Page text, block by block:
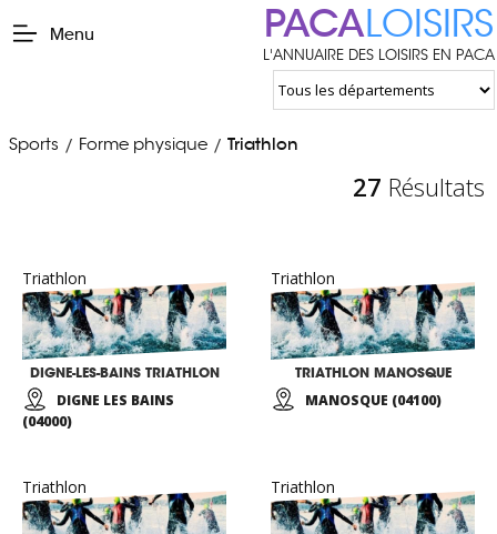
Menu PACALOISIRS
L'ANNUAIRE DES LOISIRS EN PACA
Sports / Forme physique / Triathlon
27 Résultats
Triathlon
DIGNE-LES-BAINS TRIATHLON
DIGNE LES BAINS
(04000)
Triathlon
TRIATHLON MANOSQUE
MANOSQUE (04100)
Triathlon Triathlon